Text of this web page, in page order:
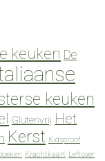
keuken De
keuken
Glutenvrij Het
Kerst Kidsproof
Krachtkaart Leftover